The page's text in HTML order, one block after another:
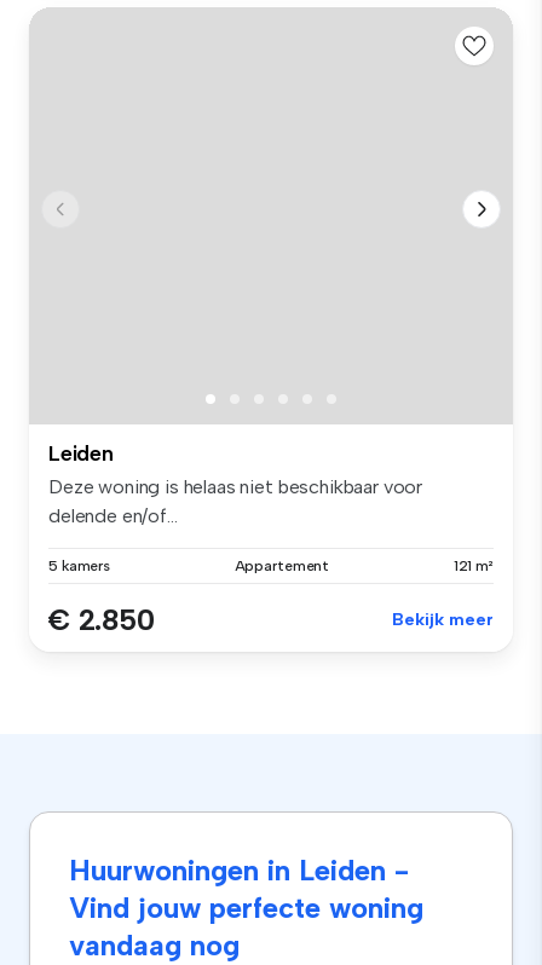
Leiden
Deze woning is helaas niet beschikbaar voor
delende en/of...
5 kamers Appartement 121 m²
€ 2.850 Bekijk meer
Huurwoningen in Leiden -
Vind jouw perfecte woning
vandaag nog